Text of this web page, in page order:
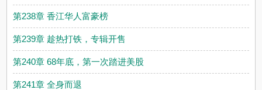
第238章 香江华人富豪榜
第239章 趁热打铁，专辑开售
第240章 68年底，第一次踏进美股
第241章 全身而退